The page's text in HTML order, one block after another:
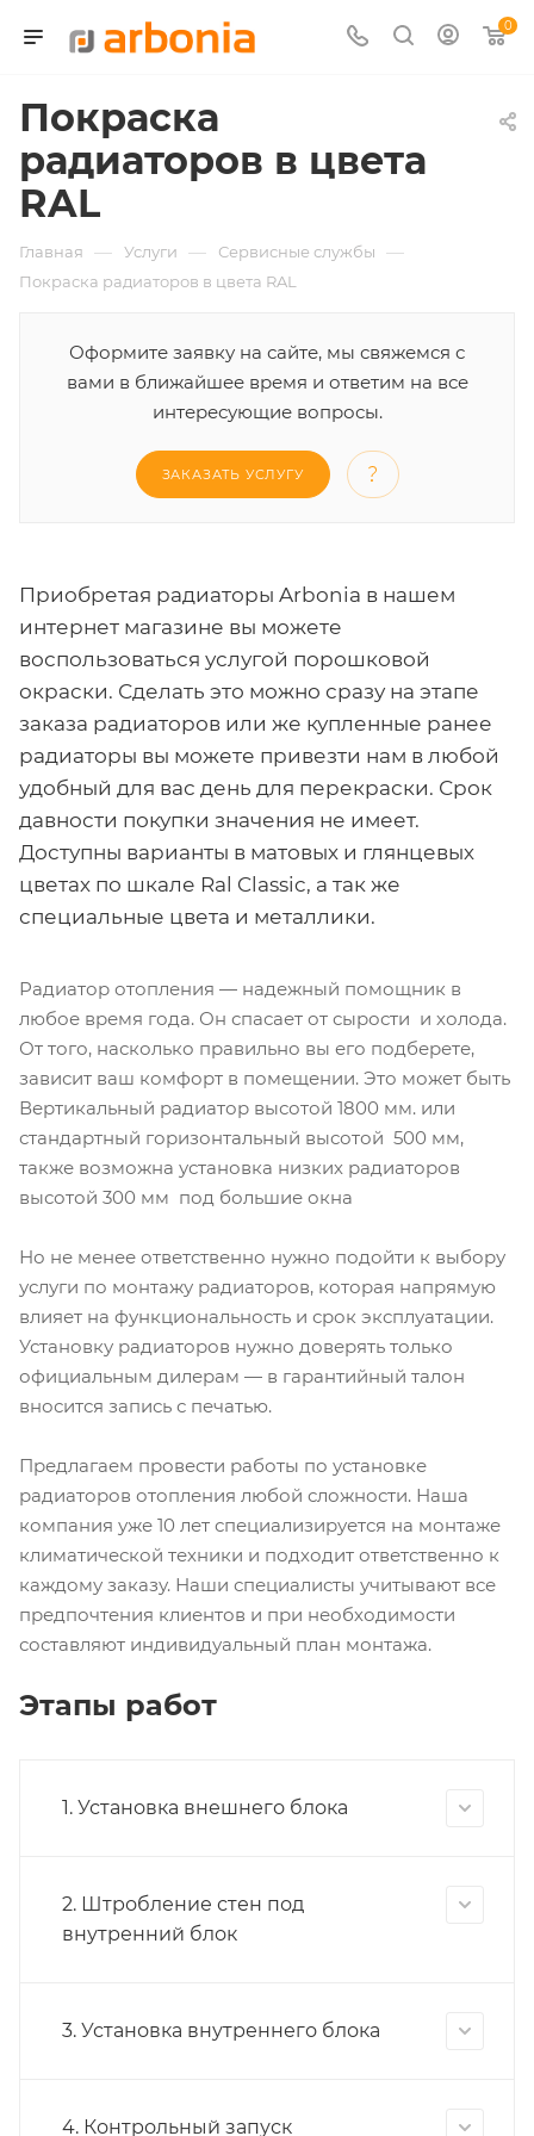
0
Покраска
радиаторов в цвета
RAL
Главная — Услуги — Сервисные службы —
Покраска радиаторов в цвета RAL
Оформите заявку на сайте, мы свяжемся с
вами в ближайшее время и ответим на все
интересующие вопросы.
ЗАКАЗАТЬ УСЛУГУ
Приобретая радиаторы Arbonia в нашем
интернет магазине вы можете
воспользоваться услугой порошковой
окраски. Сделать это можно сразу на этапе
заказа радиаторов или же купленные ранее
радиаторы вы можете привезти нам в любой
удобный для вас день для перекраски. Срок
давности покупки значения не имеет.
Доступны варианты в матовых и глянцевых
цветах по шкале Ral Classic, а так же
специальные цвета и металлики.
Радиатор отопления — надежный помощник в
любое время года. Он спасает от сырости и холода.
От того, насколько правильно вы его подберете,
зависит ваш комфорт в помещении. Это может быть
Вертикальный радиатор высотой 1800 мм. или
стандартный горизонтальный высотой 500 мм,
также возможна установка низких радиаторов
высотой 300 мм под большие окна
Но не менее ответственно нужно подойти к выбору
услуги по монтажу радиаторов, которая напрямую
влияет на функциональность и срок эксплуатации.
Установку радиаторов нужно доверять только
официальным дилерам — в гарантийный талон
вносится запись с печатью.
Предлагаем провести работы по установке
радиаторов отопления любой сложности. Наша
компания уже 10 лет специализируется на монтаже
климатической техники и подходит ответственно к
каждому заказу. Наши специалисты учитывают все
предпочтения клиентов и при необходимости
составляют индивидуальный план монтажа.
Этапы работ
1. Установка внешнего блока
2. Штробление стен под
внутренний блок
3. Установка внутреннего блока
4. Контрольный запуск